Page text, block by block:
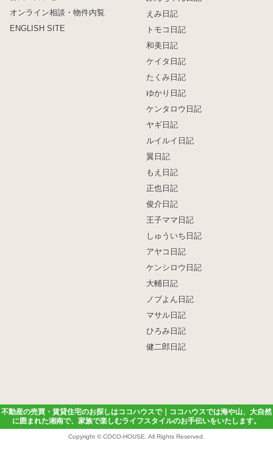
オンライン相談・物件内覧
ENGLISH SITE
えみ日記
トモコ日記
和美日記
ケイタ日記
たくみ日記
ゆかり日記
ケンタロウ日記
ヤギ日記
ルイルイ日記
翼日記
もえ日記
正也日記
俊介日記
王子ママ日記
しゅういち日記
アヤコ日記
ケンシロウ日記
大輔日記
ノブよん日記
マサル日記
ひろみ日記
健二郎日記
不動産の売買・賃貸住宅のお探しはココハウスで｜ココハウスでは海や山、大自然
に囲まれた湘南で、家族で楽しむライフスタイルのお手伝いをいたします。
Copyright ©COCO-HOUSE . All Rights Reserved.